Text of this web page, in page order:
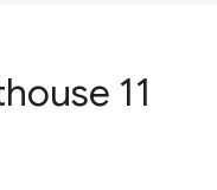
11